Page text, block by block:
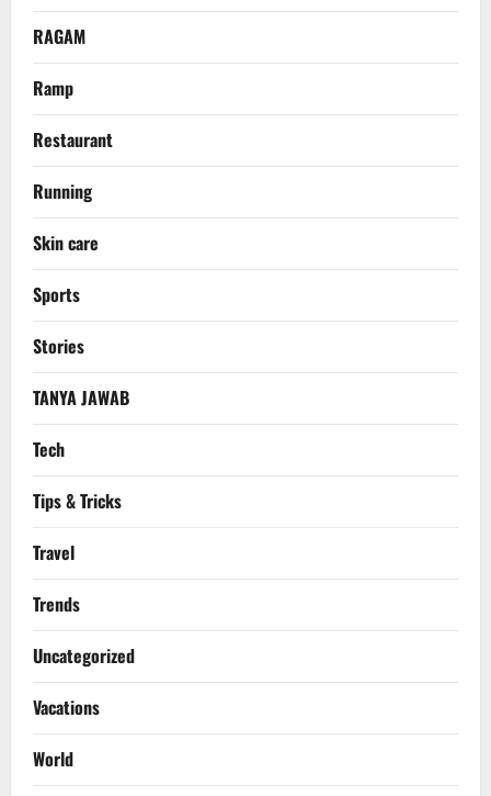
RAGAM
Ramp
Restaurant
Running
Skin care
Sports
Stories
TANYA JAWAB
Tech
Tips & Tricks
Travel
Trends
Uncategorized
Vacations
World